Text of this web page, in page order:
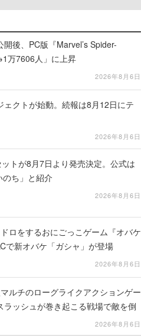
後、PC版『Marvel’s Spider-
万7606人」に上昇
2026年8月6日
クトが始動。続報は8月12日にテ
2026年8月6日
トが8月7日より発売決定。公式は
のち」と紹介
2026年8月6日
ロをするおにごっこゲーム『オバケ
で新オバケ「ガシャ」が登場
2026年8月6日
ルチのローグライクアクションゲー
ッシュが巻き起こる戦場で敵を倒
2026年8月6日